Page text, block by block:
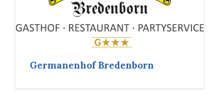
Germanenhof Bredenborn